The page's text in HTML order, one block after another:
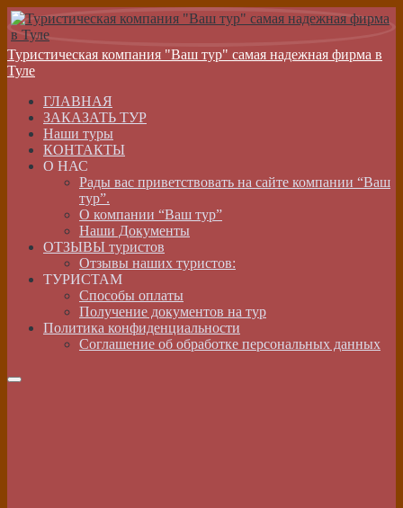
Туристическая компания "Ваш тур" самая надежная фирма в
Туле
ГЛАВНАЯ
ЗАКАЗАТЬ ТУР
Наши туры
КОНТАКТЫ
О НАС
Рады вас приветствовать на сайте компании “Ваш
тур”.
О компании “Ваш тур”
Наши Документы
ОТЗЫВЫ туристов
Отзывы наших туристов:
ТУРИСТАМ
Способы оплаты
Получение документов на тур
Политика конфиденциальности
Соглашение об обработке персональных данных